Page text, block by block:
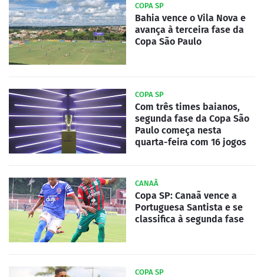
COPA SP
Bahia vence o Vila Nova e
avança à terceira fase da
Copa São Paulo
COPA SP
Com três times baianos,
segunda fase da Copa São
Paulo começa nesta
quarta-feira com 16 jogos
CANAÃ
Copa SP: Canaã vence a
Portuguesa Santista e se
classifica à segunda fase
COPA SP